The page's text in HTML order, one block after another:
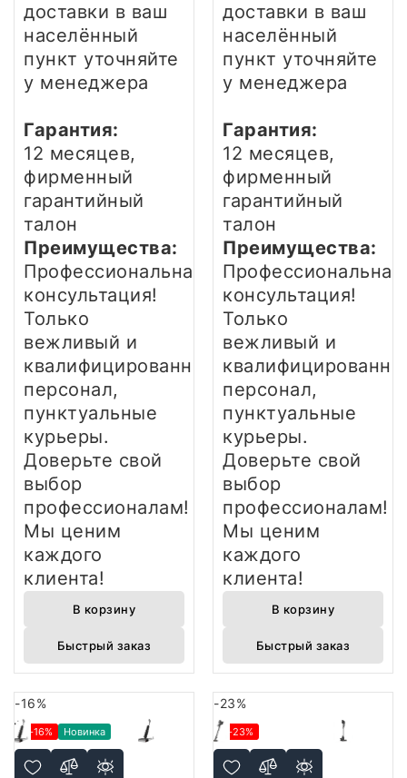
доставки в ваш
населённый
пункт уточняйте
у менеджера
Гарантия:
12 месяцев,
фирменный
гарантийный
талон
Преимущества:
Профессиональная
консультация!
Только
вежливый и
квалифицированный
персонал,
пунктуальные
курьеры.
Доверьте свой
выбор
профессионалам!
Мы ценим
каждого
клиента!
В корзину
Быстрый заказ
доставки в ваш
населённый
пункт уточняйте
у менеджера
Гарантия:
12 месяцев,
фирменный
гарантийный
талон
Преимущества:
Профессиональная
консультация!
Только
вежливый и
персонал,
пунктуальные
курьеры.
Доверьте свой
выбор
профессионалам!
Мы ценим
каждого
клиента!
В корзину
Быстрый заказ
-16%
-16% Новинка
-23%
-23%